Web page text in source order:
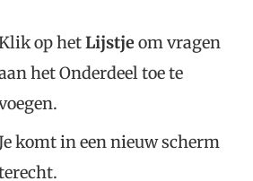
op hetLijstjeom vragen
het Onderdeel toe te
komt in een nieuw scherm